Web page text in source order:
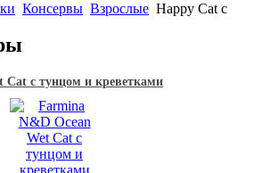
Консервы Взрослые Happy Cat с
Cat с тунцом и креветками